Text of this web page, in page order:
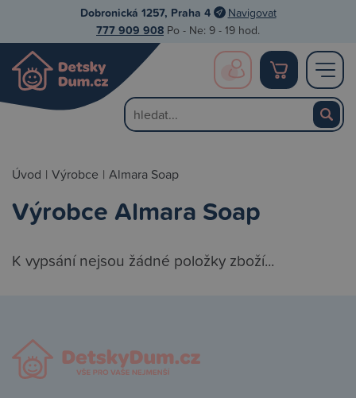
Dobronická 1257, Praha 4 Navigovat
777 909 908 Po - Ne: 9 - 19 hod.
Úvod | Výrobce | Almara Soap
Výrobce Almara Soap
K vypsání nejsou žádné položky zboží...